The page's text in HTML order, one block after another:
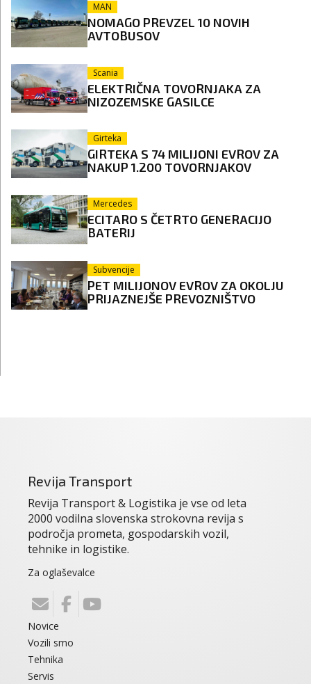
MAN
NOMAGO PREVZEL 10 NOVIH
AVTOBUSOV
Scania
ELEKTRIČNA TOVORNJAKA ZA
NIZOZEMSKE GASILCE
Girteka
GIRTEKA S 74 MILIJONI EVROV ZA
NAKUP 1.200 TOVORNJAKOV
Mercedes
ECITARO S ČETRTO GENERACIJO
BATERIJ
Subvencije
PET MILIJONOV EVROV ZA OKOLJU
PRIJAZNEJŠE PREVOZNIŠTVO
Revija Transport
Revija Transport & Logistika je vse od leta
2000 vodilna slovenska strokovna revija s
področja prometa, gospodarskih vozil,
tehnike in logistike.
Za oglaševalce
Novice
Vozili smo
Tehnika
Servis